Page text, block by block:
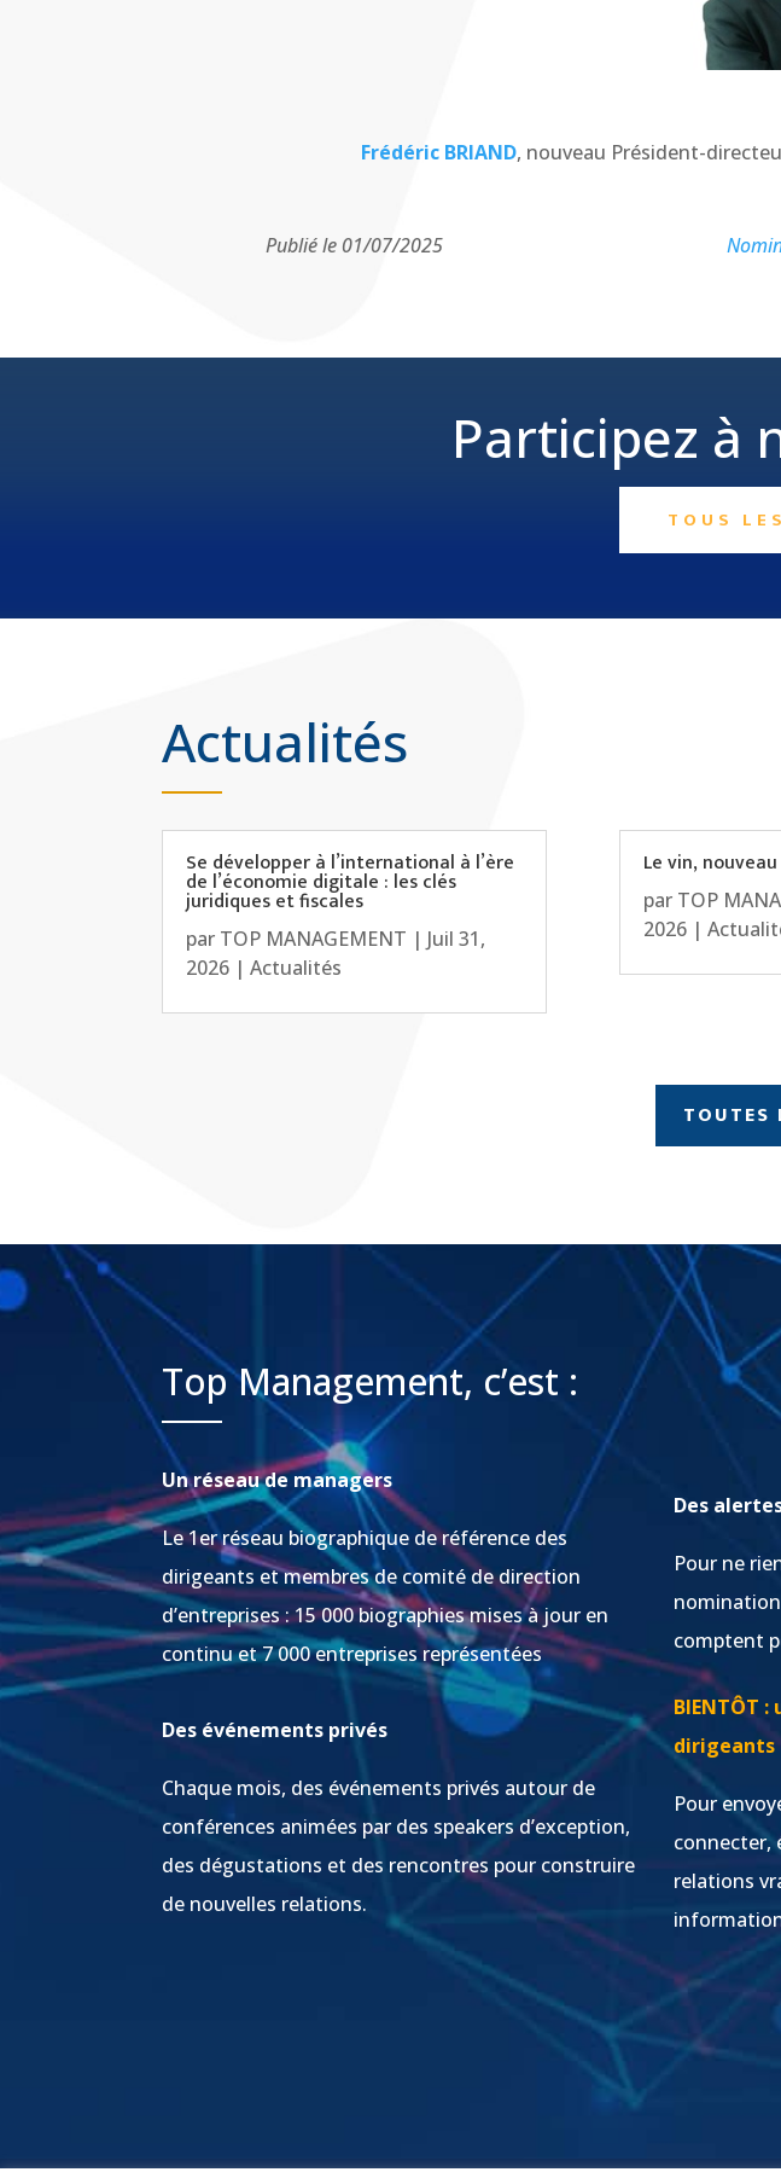
Frédéric BRIAND, nouveau Président-
Publié le 01/07/2025
Participez à
TOUS
Actualités
Se développer à l’international à l’ère
de l’économie digitale : les clés
juridiques et fiscales
par TOP MANAGEMENT | Juil 31,
2026 |Actualités
Le vin,
par TOP
2026|
TOUTES
Top Management, c’est :
Un réseau de managers
Le 1er réseau biographique de référence des
dirigeants et membres de comité de direction
d’entreprises : 15 000 biographies mises à jour en
continu et 7 000 entreprises représentées
Des événements privés
Chaque mois, des événements privés autour de
conférences animées par des speakers d’exception,
des dégustations et des rencontres pour construire
de nouvelles relations.
Des
Pour ne
comptent
BIENTÔT
dirigeants
Pour
connecter,
relations